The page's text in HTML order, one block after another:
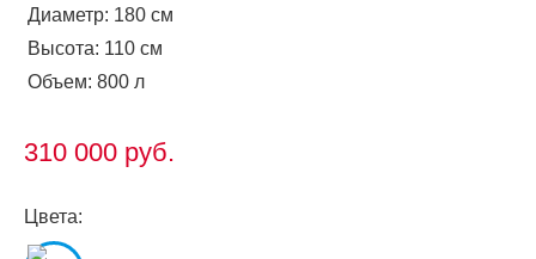
Диаметр: 180 см
Высота: 110 см
Объем: 800 л
310 000 руб.
Цвета: